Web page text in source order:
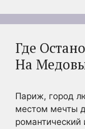
Где
На
Париж, город
местом мечты